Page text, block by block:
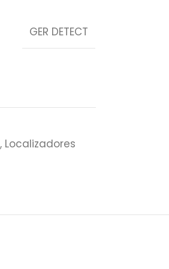
GER DETECT
, Localizadores